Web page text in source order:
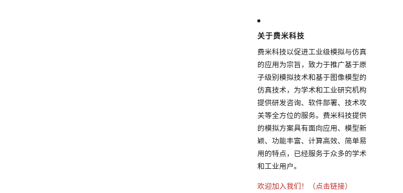
关于费米科技
费米科技以促进工业级模拟与仿真
的应用为宗旨，致力于推广基于原
子级别模拟技术和基于图像模型的
仿真技术，为学术和工业研究机构
提供研发咨询、软件部署、技术攻
关等全方位的服务。费米科技提供
的模拟方案具有面向应用、模型新
颖、功能丰富、计算高效、简单易
用的特点，已经服务于众多的学术
和工业用户。
欢迎加入我们！（点击链接）